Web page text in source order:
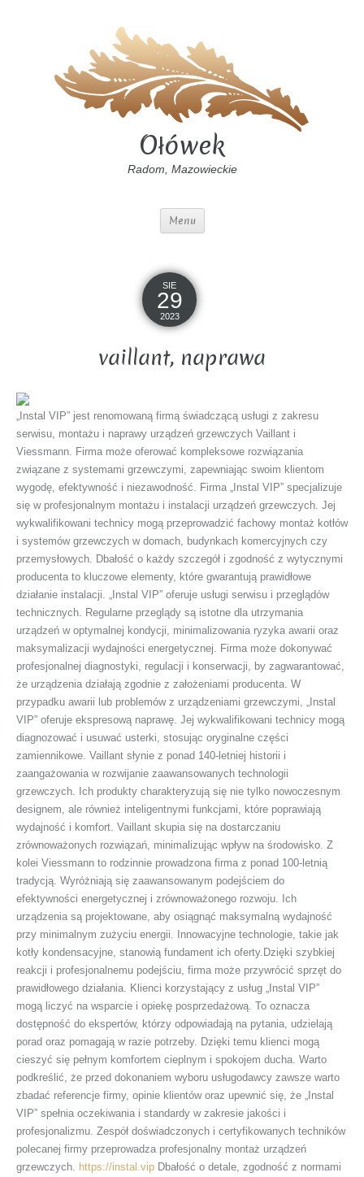
Ołówek
Radom, Mazowieckie
Menu
SIE
29
2023
vaillant, naprawa
„Instal VIP” jest renomowaną firmą świadczącą usługi z zakresu
serwisu, montażu i naprawy urządzeń grzewczych Vaillant i
Viessmann. Firma może oferować kompleksowe rozwiązania
związane z systemami grzewczymi, zapewniając swoim klientom
wygodę, efektywność i niezawodność. Firma „Instal VIP” specjalizuje
się w profesjonalnym montażu i instalacji urządzeń grzewczych. Jej
wykwalifikowani technicy mogą przeprowadzić fachowy montaż kotłów
i systemów grzewczych w domach, budynkach komercyjnych czy
przemysłowych. Dbałość o każdy szczegół i zgodność z wytycznymi
producenta to kluczowe elementy, które gwarantują prawidłowe
działanie instalacji. „Instal VIP” oferuje usługi serwisu i przeglądów
technicznych. Regularne przeglądy są istotne dla utrzymania
urządzeń w optymalnej kondycji, minimalizowania ryzyka awarii oraz
maksymalizacji wydajności energetycznej. Firma może dokonywać
profesjonalnej diagnostyki, regulacji i konserwacji, by zagwarantować,
że urządzenia działają zgodnie z założeniami producenta. W
przypadku awarii lub problemów z urządzeniami grzewczymi, „Instal
VIP” oferuje ekspresową naprawę. Jej wykwalifikowani technicy mogą
diagnozować i usuwać usterki, stosując oryginalne części
zamiennikowe. Vaillant słynie z ponad 140-letniej historii i
zaangażowania w rozwijanie zaawansowanych technologii
grzewczych. Ich produkty charakteryzują się nie tylko nowoczesnym
designem, ale również inteligentnymi funkcjami, które poprawiają
wydajność i komfort. Vaillant skupia się na dostarczaniu
zrównoważonych rozwiązań, minimalizując wpływ na środowisko. Z
kolei Viessmann to rodzinnie prowadzona firma z ponad 100-letnią
tradycją. Wyróżniają się zaawansowanym podejściem do
efektywności energetycznej i zrównoważonego rozwoju. Ich
urządzenia są projektowane, aby osiągnąć maksymalną wydajność
przy minimalnym zużyciu energii. Innowacyjne technologie, takie jak
kotły kondensacyjne, stanowią fundament ich oferty.Dzięki szybkiej
reakcji i profesjonalnemu podejściu, firma może przywrócić sprzęt do
prawidłowego działania. Klienci korzystający z usług „Instal VIP”
mogą liczyć na wsparcie i opiekę posprzedażową. To oznacza
dostępność do ekspertów, którzy odpowiadają na pytania, udzielają
porad oraz pomagają w razie potrzeby. Dzięki temu klienci mogą
cieszyć się pełnym komfortem cieplnym i spokojem ducha. Warto
podkreślić, że przed dokonaniem wyboru usługodawcy zawsze warto
zbadać referencje firmy, opinie klientów oraz upewnić się, że „Instal
VIP” spełnia oczekiwania i standardy w zakresie jakości i
profesjonalizmu. Zespół doświadczonych i certyfikowanych techników
polecanej firmy przeprowadza profesjonalny montaż urządzeń
grzewczych. https://instal.vip Dbałość o detale, zgodność z normami